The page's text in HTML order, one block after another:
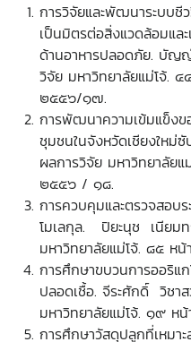
การวิจัยและพัฒนาระบบชี
เป็นมิตรต่อสิ่งแวดล้อมแล
ด้านอาหารปลอดภัย. บัญ
วิจัย มหาวิทยาลัยแม่โจ้. ๔
๒๕๕๖/๑๗.
การพัฒนาความเข้มแข็งข
ชุมชนในจังหวัดเชียงใ
ผลการวิจัย มหาวิทยาลัย
๒๕๕๖ / ๑๘.
การควบคุมและตรวจสอบ
โมเลกุล. ปิยะนุช เนียมท
มหาวิทยาลัยแม่โจ้. ๘๕ ห
การศึกษาขบวนการออริแ
ปลอดเชื้อ. จีระศักดิ์ วิชา
มหาวิทยาลัยแม่โจ้. ๑๙
การศึกษาวัสดุปลูกที่เหมา